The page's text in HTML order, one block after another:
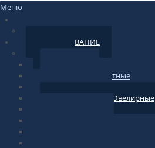
Меню
ОБОРУДОВАНИЕ
фасовочные-счетные
Лабораторные/Ювелирные